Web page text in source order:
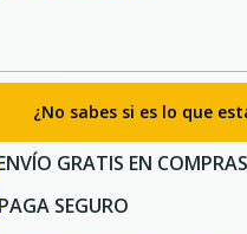
¿No sabes si es lo que
GRATIS EN
PAGA SEGURO